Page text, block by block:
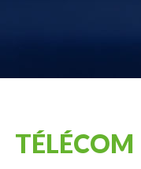
TÉLÉCOM